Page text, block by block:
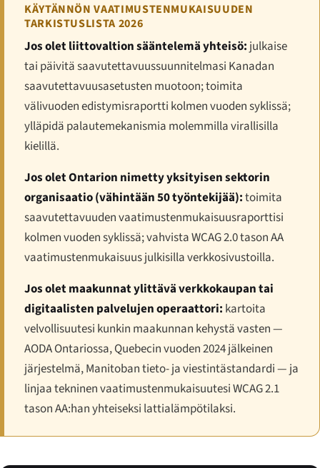
KÄYTÄNNÖN VAATIMUSTENMUKAISUUDEN
TARKISTUSLISTA 2026
Jos olet liittovaltion sääntelemä yhteisö: julkaise
tai päivitä saavutettavuussuunnitelmasi Kanadan
saavutettavuusasetusten muotoon; toimita
välivuoden edistymisraportti kolmen vuoden syklissä;
ylläpidä palautemekanismia molemmilla virallisilla
kielillä.
Jos olet Ontarion nimetty yksityisen sektorin
organisaatio (vähintään 50 työntekijää):toimita
saavutettavuuden vaatimustenmukaisuusraporttisi
kolmen vuoden syklissä; vahvista WCAG 2.0 tason AA
vaatimustenmukaisuus julkisilla verkkosivustoilla.
Jos olet maakunnat ylittävä verkkokaupan tai
digitaalisten palvelujen operaattori: kartoita
velvollisuutesi kunkin maakunnan kehystä vasten —
AODA Ontariossa, Quebecin vuoden 2024 jälkeinen
järjestelmä, Manitoban tieto- ja viestintästandardi — ja
linjaa tekninen vaatimustenmukaisuutesi WCAG 2.1
tason AA:han yhteiseksi lattialämpötilaksi.